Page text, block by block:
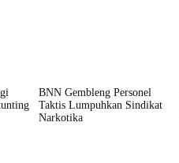
BNN Gembleng Personel
Taktis Lumpuhkan Sindikat
Narkotika